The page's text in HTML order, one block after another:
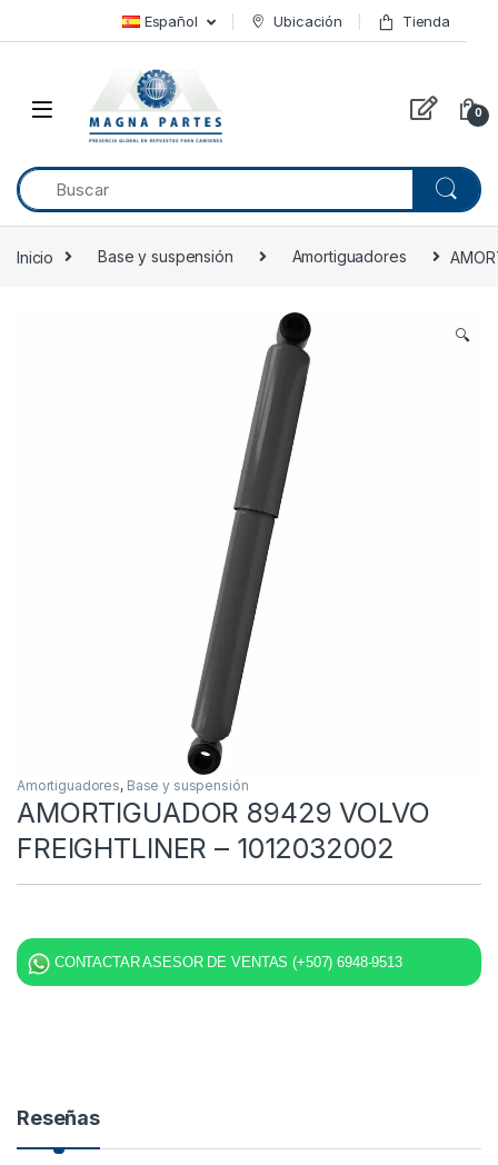
Skip to navigation Español Ubicación Tienda
0
Inicio Base y suspensión Amortiguadores
🔍
Amortiguadores, Base y suspensión
AMORTIGUADOR 89429 VOLVO
FREIGHTLINER – 1012032002
CONTACTAR ASESOR DE VENTAS (+507) 6948-9513
Reseñas